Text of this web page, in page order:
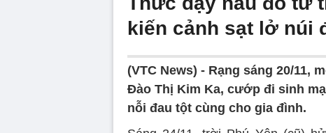
kiến cảnh sạt lở núi
(VTC News) - Rạng sáng 20/11,
Đào Thị Kim Ka, cướp đi sinh
nỗi đau tột cùng cho gia đình.